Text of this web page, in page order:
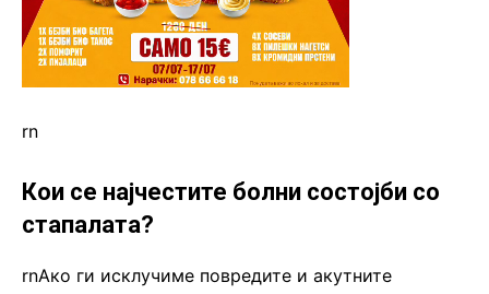
rn
Кои се најчестите болни состојби со
стапалата?
rnАко ги исклучиме повредите и акутните